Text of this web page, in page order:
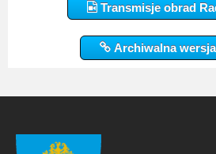
Transmisje obrad
Archiwalna